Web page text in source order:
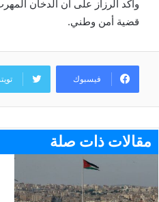
وأكد الرزاز على أن الدخان
قضية أمن وطني.
فيسبوك
مقالات ذات صلة